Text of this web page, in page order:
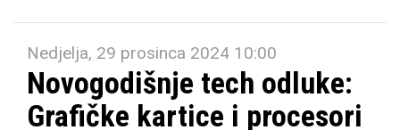
Nedjelja, 29 prosinca 2024 10:00
Novogodišnje tech odluke:
Grafičke kartice i procesori